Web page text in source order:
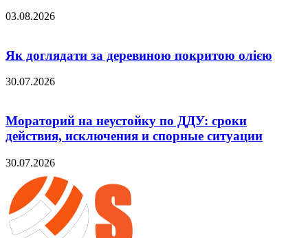
03.08.2026
Як доглядати за деревиною покритою олією
30.07.2026
Мораторий на неустойку по ДДУ: сроки
действия, исключения и спорные ситуации
30.07.2026